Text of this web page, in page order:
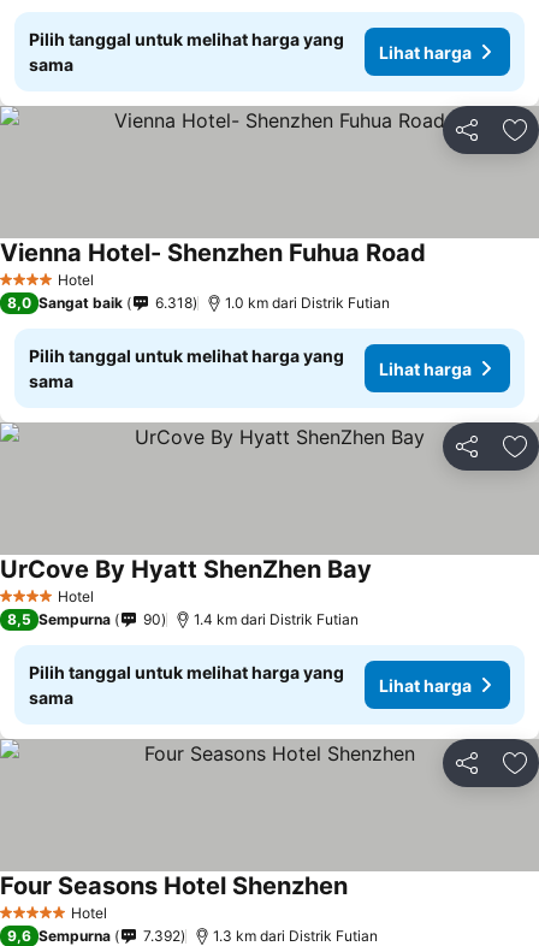
Pilih tanggal untuk melihat harga yang
sama
Lihat harga
Bagikan
4 BintangHotel
Vienna Hotel- Shenzhen Fuhua Road
8,0 Sangat baik 6.318 1.0 km dari Distrik Futian
Pilih tanggal untuk melihat harga yang
sama
Lihat harga
Bagikan
4 BintangHotel
UrCove By Hyatt ShenZhen Bay
8,5 Sempurna 90 1.4 km dari Distrik Futian
Pilih tanggal untuk melihat harga yang
sama
Lihat harga
Bagikan
5 Bintang Hotel
Four Seasons Hotel ShenzhenLihat harga
9,6 Sempurna 7.392 1.3 km dari Distrik Futian